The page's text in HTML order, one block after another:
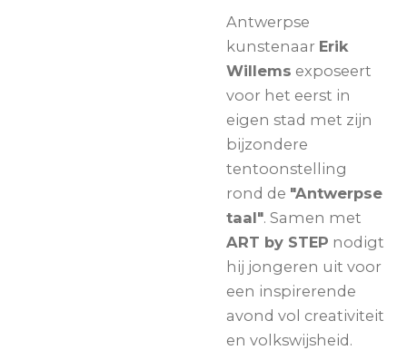
Antwerpse
kunstenaar Erik
Willems exposeert
voor het eerst in
eigen stad met zijn
bijzondere
tentoonstelling
rond de "Antwerpse
taal". Samen met
ART by STEP nodigt
hij jongeren uit voor
een inspirerende
avond vol creativiteit
en volkswijsheid.